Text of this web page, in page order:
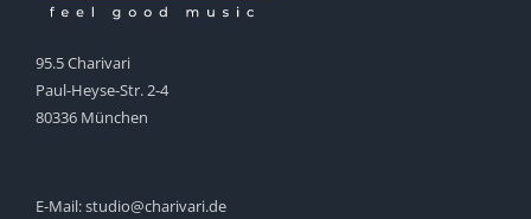
95.5 Charivari
Paul-Heyse-Str. 2-4
80336 München
E-Mail:studio@charivari.de